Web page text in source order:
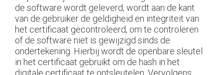
de software wordt geleverd, wordt aan de kant
van de gebruiker de geldigheid en integriteit van
het certificaat gecontroleerd, om te controleren
of de software niet is gewijzigd sinds de
ondertekening. Hierbij wordt de openbare sleutel
in het certificaat gebruikt om de hash in het